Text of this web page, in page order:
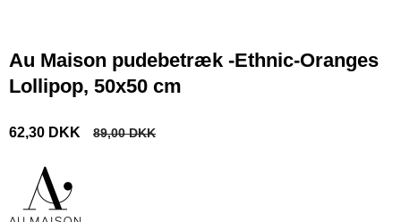
Au Maison pudebetræk -Ethnic-Oranges
Lollipop, 50x50 cm
62,30 DKK 89,00 DKK